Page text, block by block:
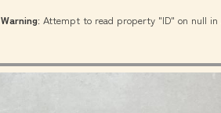
Warning: Attempt to read property "ID" on null in